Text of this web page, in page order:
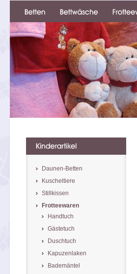
Daunen-Betten
Kuscheltiere
Stillkissen
Frotteewaren
Handtuch
Gästetuch
Duschtuch
Kapuzenlaken
Bademäntel